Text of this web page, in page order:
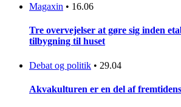
Magaxin • 16.06
Tre overvejelser at gøre sig inden
tilbygning til huset
Debat og politik • 29.04
Akvakulturen er en del af